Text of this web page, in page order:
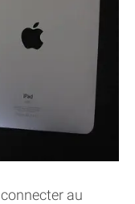
au